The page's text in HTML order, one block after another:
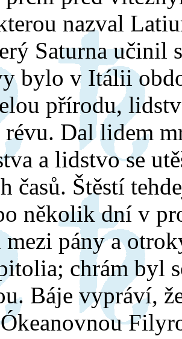
nazval
Saturna učinil
bylo v Itálii
přírodu,
Dal lidem
a lidstvo se
časů. Štěstí
několik dní v
pány a
chrám byl
Báje vypráví,